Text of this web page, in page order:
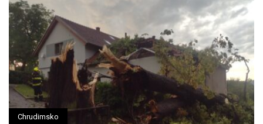
Chrudimsko